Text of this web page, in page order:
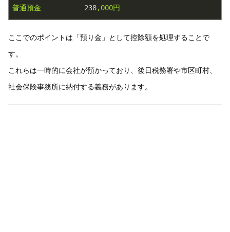
普通預金 238,000円
ここでのポイントは「預り金」として控除額を処理することで
す。
これらは一時的に会社が預かっており、後日税務署や市区町村、
社会保険事務所に納付する義務があります。